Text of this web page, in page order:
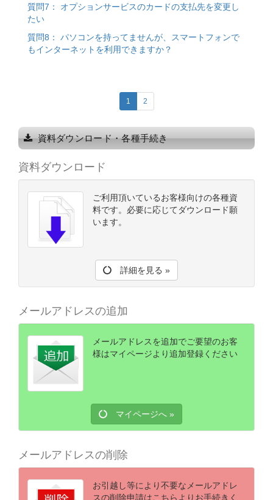
質問7： オプションサービスのカードの支払先を変更し
たい
質問8： パソコンを持ってませんが、スマートフォンで
もインターネットを利用できますか？
1 2
資料ダウンロード・各種手続き
資料ダウンロード
ご利用頂いているお客様向けの各種資
料です。必要に応じてダウンロード願
います。
詳細を見る »
メールアドレスの追加
メールアドレスを追加でご要望のお客
様はマイページより追加登録ください
マイページへ »
メールアドレスの削除
お引越し等により不要なメールアドレ
スの削除申請はこちらよりお手続きく